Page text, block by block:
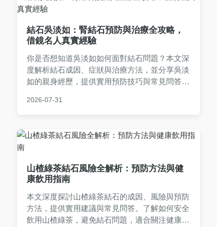
結石吳淡如：腎結石預防與治療全攻略，
借鏡名人真實經驗
你是否想知道吳淡如如何面對結石問題？本文深
度解析結石成因、症狀與治療方法，並分享吳淡
如的親身經歷，提供實用預防技巧與常見問答，
2026-07-31
山楂綠茶結石風險全解析：預防方法與健
康飲用指南
本文深度探討山楂綠茶結石的成因、風險與預防
方法，提供實用建議與常見問答。了解如何安全
飲用山楂綠茶，避免結石問題，適合關注健康養